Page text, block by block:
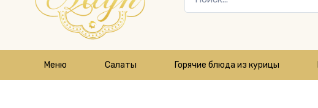
Меню Салаты Горячие блюда из курицы